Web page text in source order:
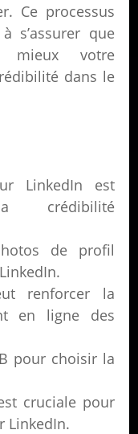
Ce processus
s’assurer que
votre
dans le
LinkedIn est
crédibilité
de profil
renforcer la
en ligne des
pour choisir la
cruciale pour
LinkedIn.